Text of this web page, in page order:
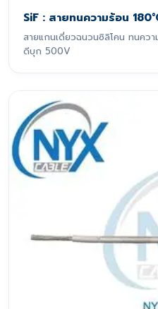
SiF : สายทนความร้อน
สายแกนเดี่ยวฉนวนซิลิโคน ทนคว
ดีบุก 500V